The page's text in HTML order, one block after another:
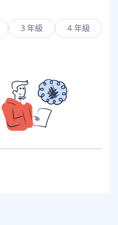
3 年級 4 年級